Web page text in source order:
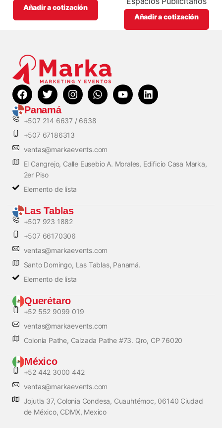
Añadir a cotización
Añadir a cotización
Panamá
+507 214 6637 / 6638
+507 67186313
ventas@markaevents.com
El Cangrejo, Calle Eusebio A. Morales, Edificio Casa Marka,
2er Piso
Elemento de lista
Las Tablas
+507 923 1882
+507 66170306
ventas@markaevents.com
Santo Domingo, Las Tablas, Panamá.
Elemento de lista
Querétaro
+52 552 9099 019
ventas@markaevents.com
Colonia Pathe, Calzada Pathe #73. Qro, CP 76020
México
+52 442 3000 442
ventas@markaevents.com
Jojutla 37, Colonia Condesa, Cuauhtémoc, 06140 Ciudad
de México, CDMX, Mexico